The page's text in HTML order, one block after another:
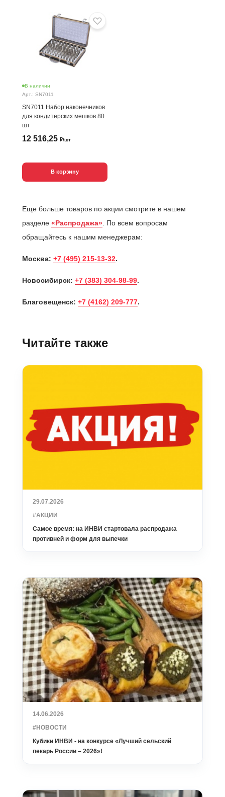
В наличии
Арт.: SN7011
SN7011 Набор наконечников
для кондитерских мешков 80
шт
12 516,25 ₽/шт
В корзину
Еще больше товаров по акции смотрите в нашем
разделе «Распродажа» . По всем вопросам
обращайтесь к нашим менеджерам:
Москва: +7 (495) 215-13-32.
Новосибирск: +7 (383) 304-98-99.
Благовещенск: +7 (4162) 209-777.
Читайте также
29.07.2026
#АКЦИИ
Самое время: на ИНВИ стартовала распродажа
противней и форм для выпечки
14.06.2026
#НОВОСТИ
Кубики ИНВИ - на конкурсе «Лучший сельский
пекарь России – 2026»!